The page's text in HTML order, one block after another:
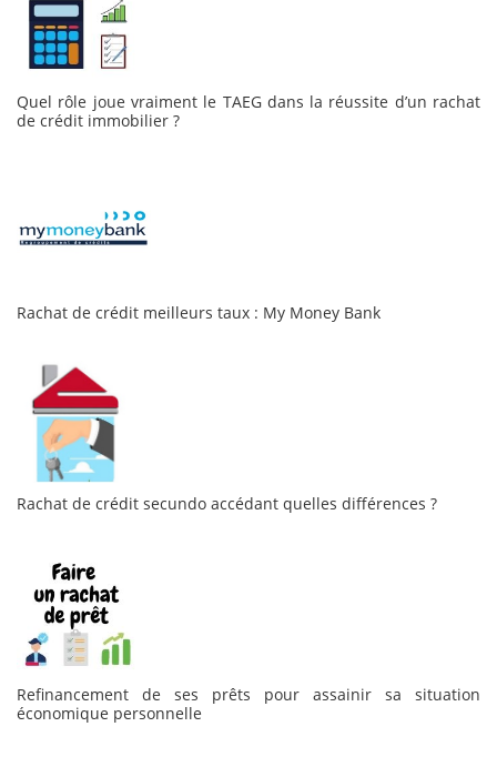
Quel rôle joue vraiment le TAEG dans la réussite d’un rachat
de crédit immobilier ?
Rachat de crédit meilleurs taux : My Money Bank
Rachat de crédit secundo accédant quelles différences ?
Refinancement de ses prêts pour assainir sa situation
économique personnelle